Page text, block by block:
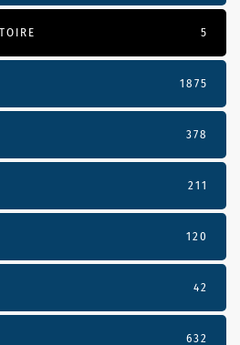
5
1875
378
211
120
42
632